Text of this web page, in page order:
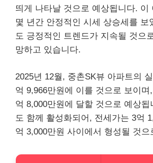
띄게 나타날 것으로 예상됩니다. 이
몇 년간 안정적인 시세 상승세를 보
도 긍정적인 트렌드가 지속될 것으
망하고 있습니다.
2025년 12월, 중촌SK뷰 아파트의
억 9,966만원에 이를 것으로 보이
억 8,000만원에 달할 것으로 예상
도 함께 활성화되어, 전세가는 3억
억 3,000만원 사이에서 형성될 것으